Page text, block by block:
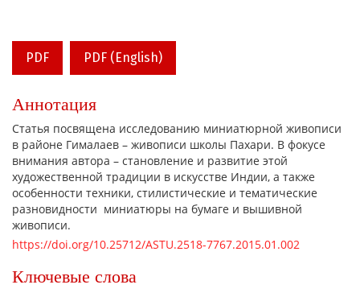
PDF PDF (English)
Ключевые слова
Аннотация
Статья посвящена исследованию миниатюрной живописи
в районе Гималаев – живописи школы Пахари. В фокусе
внимания автора – становление и развитие этой
художественной традиции в искусстве Индии, а также
особенности техники, стилистические и тематические
разновидности миниатюры на бумаге и вышивной
живописи.
https://doi.org/10.25712/ASTU.2518-7767.2015.01.002